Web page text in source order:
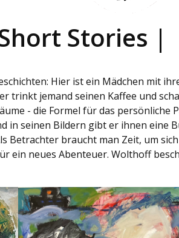
Stories |
Hier ist ein Mädchen mit
trinkt jemand seinen Kaffee und
- die Formel für das persönliche
in seinen Bildern gibt er ihnen eine
Betrachter braucht man Zeit, um
ein neues Abenteuer. Wolthoff